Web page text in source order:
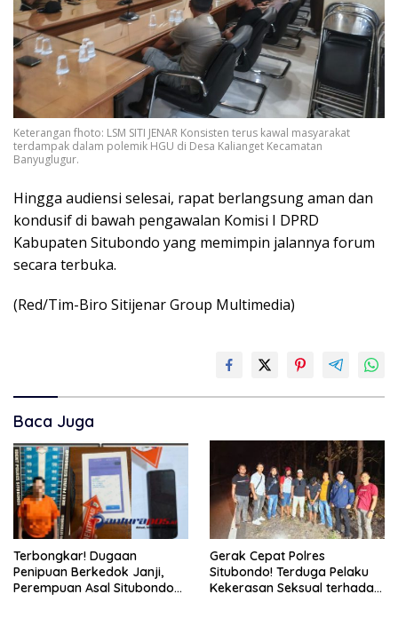
Keterangan fhoto: LSM SITI JENAR Konsisten terus kawal masyarakat
terdampak dalam polemik HGU di Desa Kalianget Kecamatan
Banyuglugur.
Hingga audiensi selesai, rapat berlangsung aman dan
kondusif di bawah pengawalan Komisi I DPRD
Kabupaten Situbondo yang memimpin jalannya forum
secara terbuka.
(Red/Tim-Biro Sitijenar Group Multimedia)
Baca Juga
Terbongkar! Dugaan
Penipuan Berkedok Janji,
Perempuan Asal Situbondo
Gerak Cepat Polres
Situbondo! Terduga Pelaku
Kekerasan Seksual terhadap